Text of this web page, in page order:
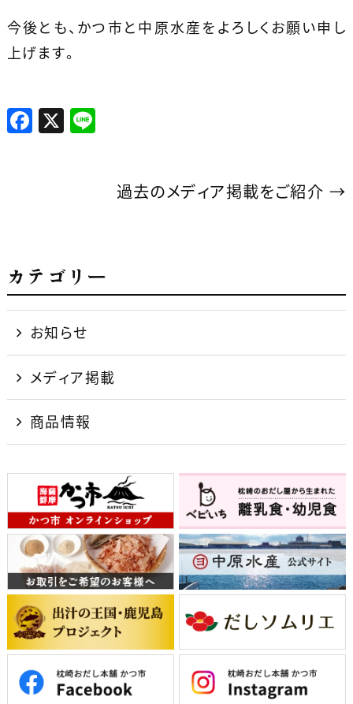
今後とも、かつ市と中原水産をよろしくお願い申し
上げます。
F
a
o
k
X Li
過去のメディア掲載をご紹介 →
カテゴリー
お知らせ
メディア掲載
商品情報